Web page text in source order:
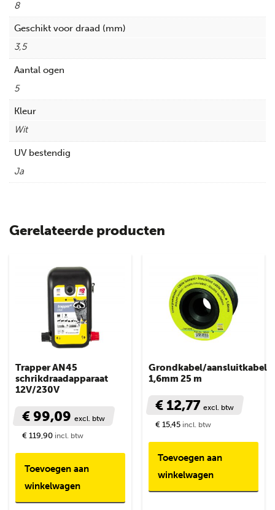
8
Geschikt voor draad (mm)
3,5
Aantal ogen
5
Kleur
Wit
UV bestendig
Ja
Gerelateerde producten
Trapper AN45
schrikdraadapparaat
12V/230V
€ 99,09 excl. btw
€ 119,90 incl. btw
Toevoegen aan
winkelwagen
Grondkabel/aansluitkabel
1,6mm 25 m
€ 12,77excl. btw
€ 15,45 incl. btw
Toevoegen aan
winkelwagen